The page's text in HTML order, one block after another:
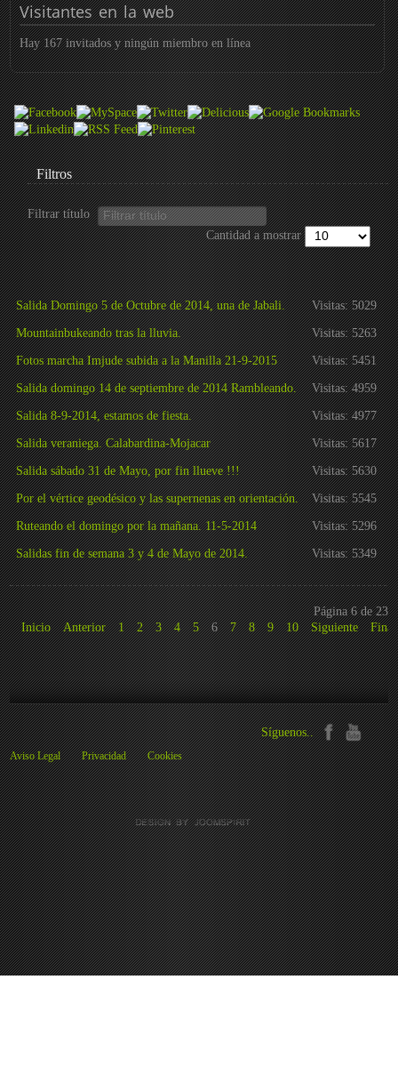
Visitantesen la web
Hay 167 invitados y ningún miembro en línea
Filtros
Filtrar título
Cantidad a mostrar
Salida Domingo 5 de Octubre de 2014, una de Jabali. Visitas: 5029
Mountainbukeando tras la lluvia. Visitas: 5263
Fotos marcha Imjude subida a la Manilla 21-9-2015 Visitas: 5451
Salida domingo 14 de septiembre de 2014 Rambleando. Visitas: 4959
Salida 8-9-2014, estamos de fiesta. Visitas: 4977
Salida veraniega. Calabardina-Mojacar Visitas: 5617
Salida sábado 31 de Mayo, por fin llueve !!! Visitas: 5630
Por el vértice geodésico y las supernenas en orientación. Visitas: 5545
Ruteando el domingo por la mañana. 11-5-2014 Visitas: 5296
Salidas fin de semana 3 y 4 de Mayo de 2014. Visitas: 5349
Página 6 de 23
Inicio
Anterior 1 2 3 4 5 6 7 8 9 10 Siguiente Final
Síguenos..
Aviso Legal Privacidad Cookies